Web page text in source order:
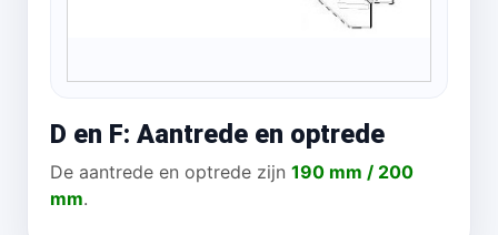
D en F: Aantrede en optrede
De aantrede en optrede zijn 190 mm / 200
mm.